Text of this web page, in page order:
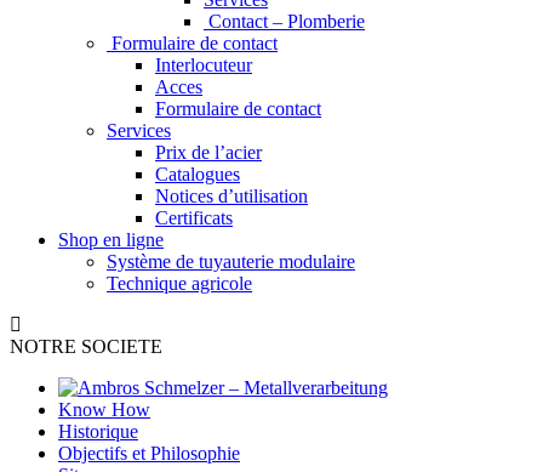
Contact – Plomberie
Formulaire de contact
Interlocuteur
Acces
Formulaire de contact
Services
Prix de l’acier
Catalogues
Notices d’utilisation
Certificats
Shop en ligne
Système de tuyauterie modulaire
Technique agricole
NOTRE SOCIETE
Know How
Historique
Objectifs et Philosophie